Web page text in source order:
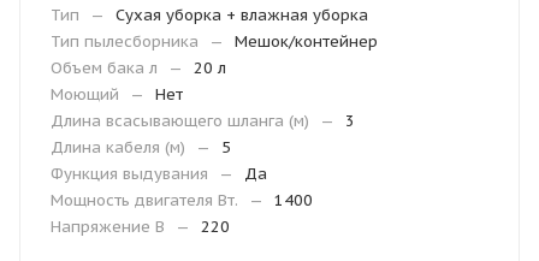
Тип
—
Сухая уборка + влажная уборка
Тип пылесборника
—
Мешок/контейнер
Объем бака л
—
20 л
Моющий
—
Нет
Длина всасывающего шланга (м)
—
3
Длина кабеля (м)
—
5
Функция выдувания
—
Да
Мощность двигателя Вт.
—
1400
Напряжение В
— 220